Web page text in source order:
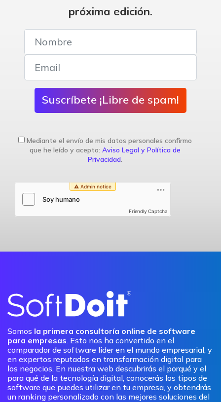
próxima edición.
Suscríbete ¡Libre de spam!
Mediante el envío de mis datos personales confirmo
que he leído y acepto: Aviso Legal y Política de
Privacidad.
Friendly Captcha
Somos la primera consultoría online de software
para empresas. Esto nos ha convertido en el
comparador de software lider en el mundo empresarial, y
en expertos reputados en transformación digital para
los negocios. En nuestra web descubrirás el porqué y el
para qué de la tecnología digital, conocerás los tipos de
software que puedes utilizar en tu empresa, y obtendrás
un ranking personalizado con las mejores soluciones del